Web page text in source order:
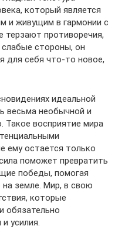
который является
и живущим в гармонии с
терзают противоречия,
стороны, он
для себя что-то новое,
идеальной
весьма необычной и
Такое восприятие мира
ему остается только
поможет превратить
победы, помогая
земле. Мир, в свою
которые
обязательно
усилия.